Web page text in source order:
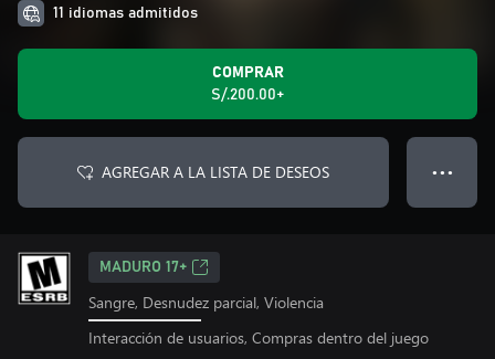
11 idiomas admitidos
COMPRAR
S/.200.00+
AGREGAR A LA LISTA DE DESEOS ● ● ●
MADURO 17+
Sangre, Desnudez parcial, Violencia
Interacción de usuarios, Compras dentro del juego